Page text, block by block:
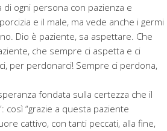
di ogni persona con pazienza e
e il male, ma vede anche i germi
Dio è paziente, sa aspettare. Che
che sempre ci aspetta e ci
per perdonarci! Sempre ci perdona,
fondata sulla certezza che il
così “grazie a questa paziente
cattivo, con tanti peccati, alla fine,